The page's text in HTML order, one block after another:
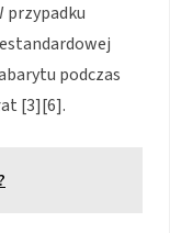
przypadku
podczas
[3][6].